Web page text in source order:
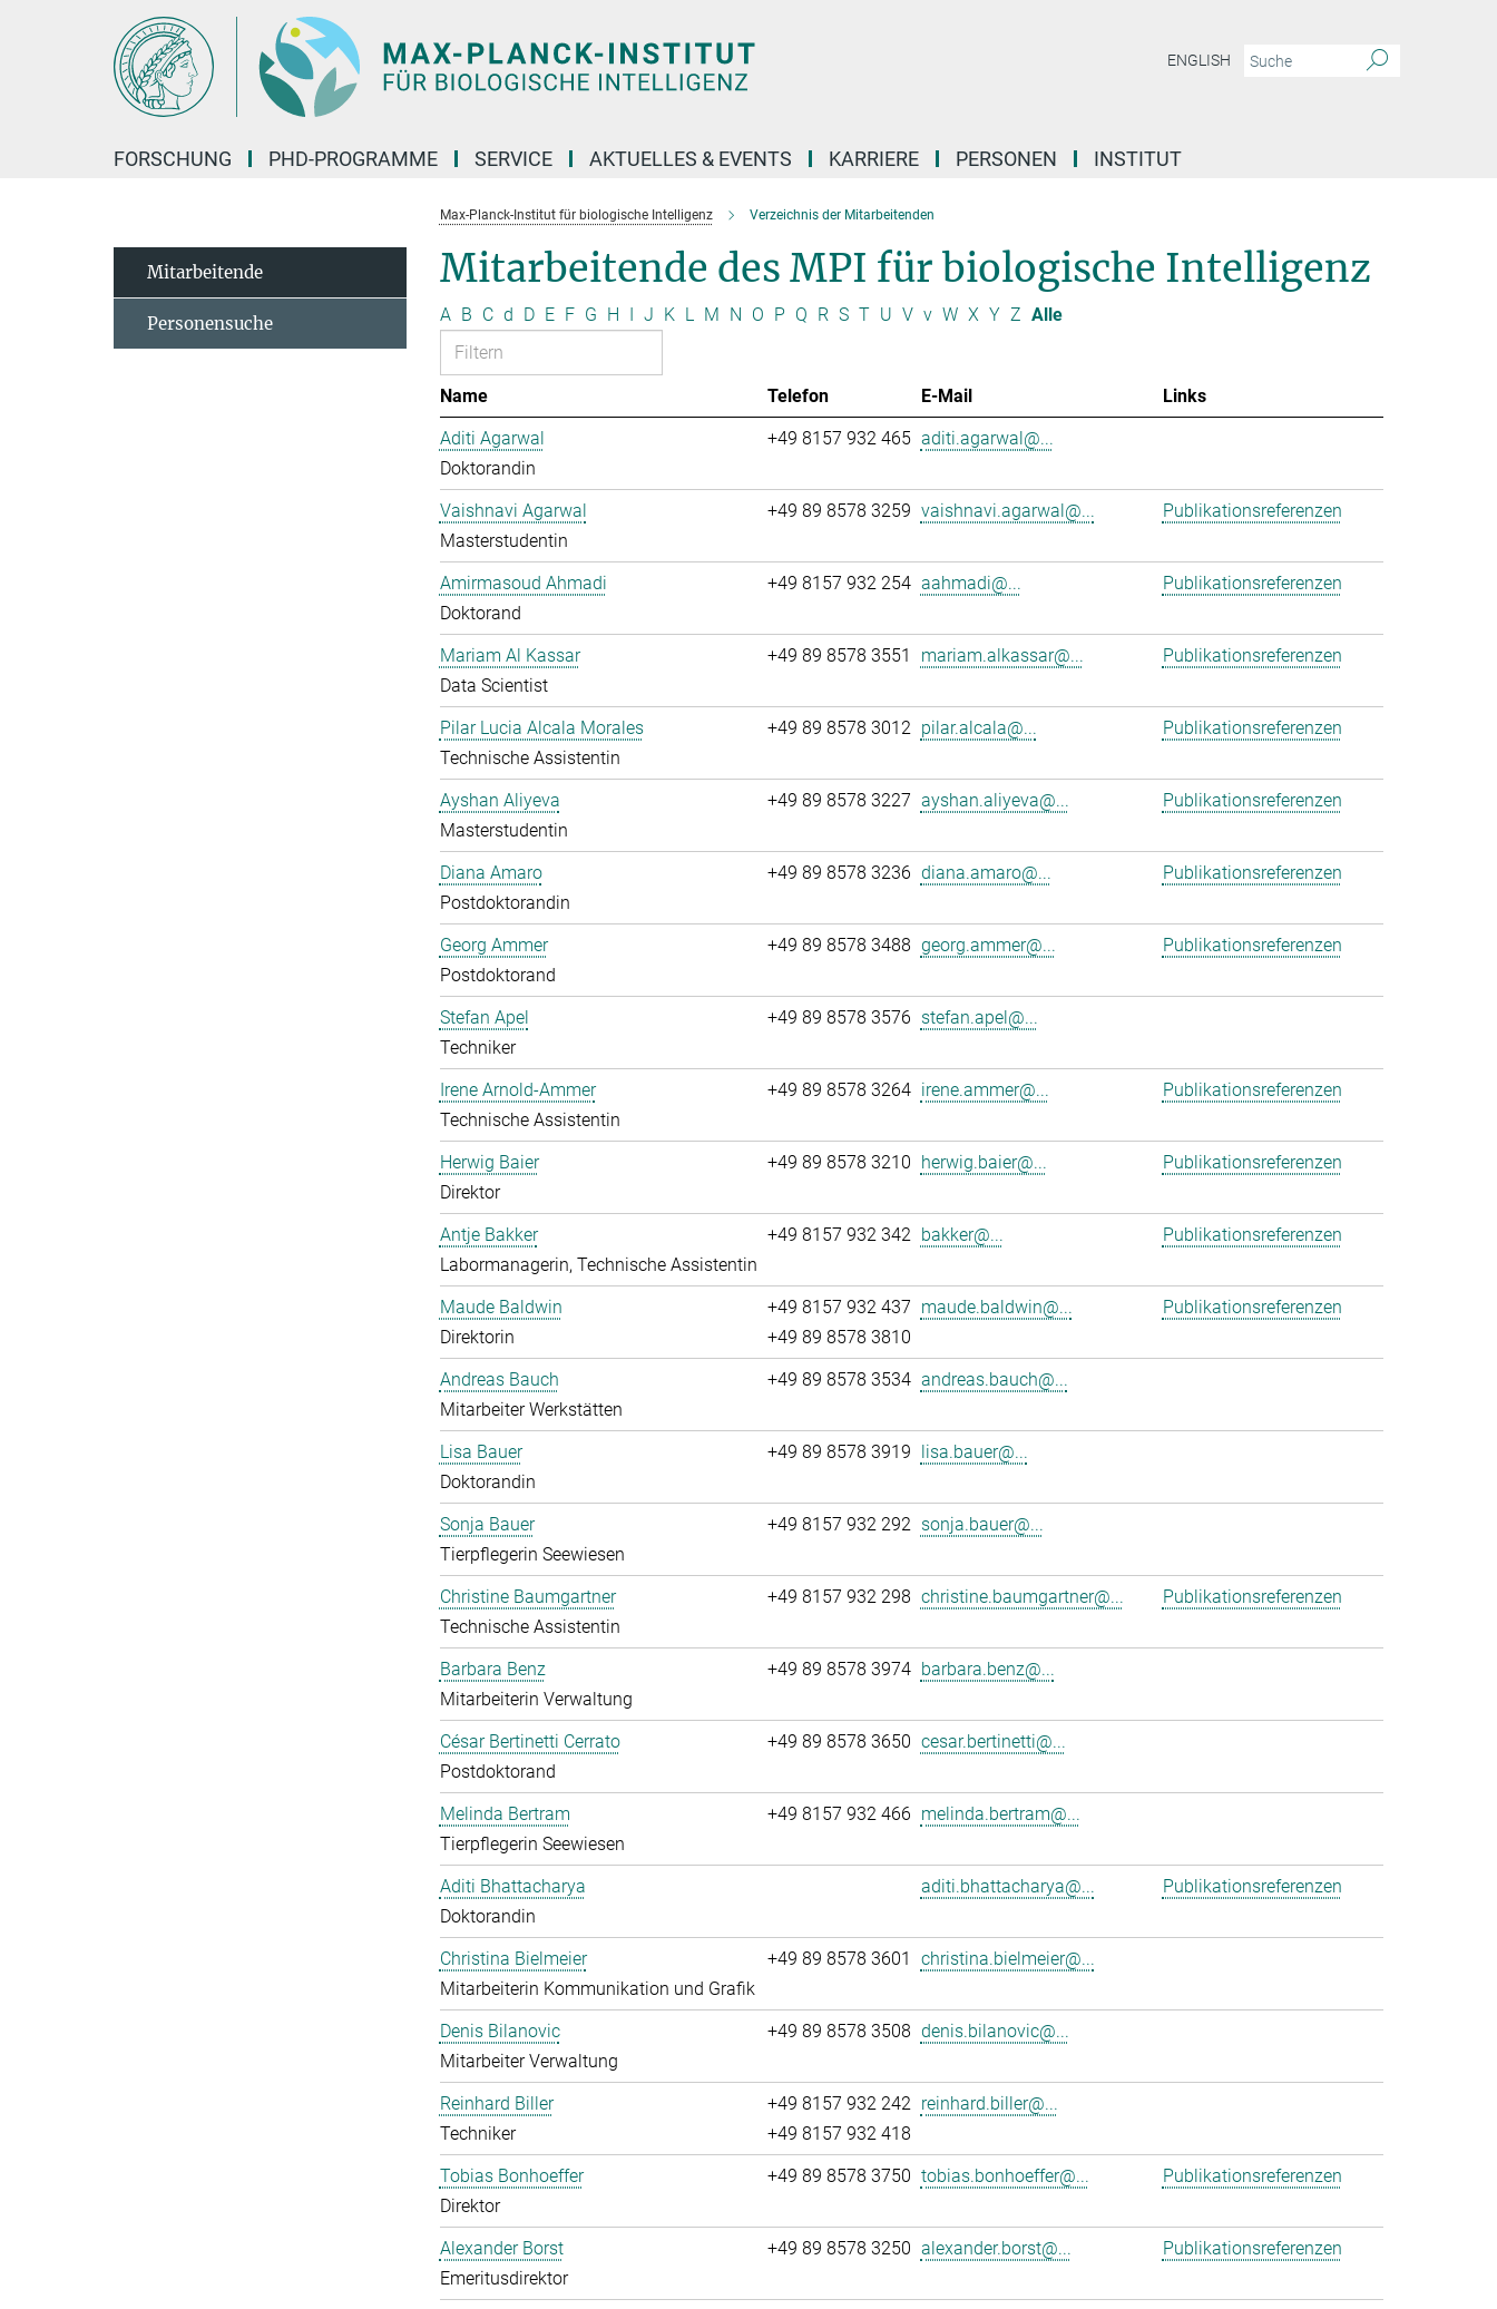
ENGLISH
FORSCHUNG PHD-PROGRAMME SERVICE AKTUELLES & EVENTS KARRIERE PERSONEN INSTITUT
Max-Planck-Institut für biologische Intelligenz Verzeichnis der Mitarbeitenden
Mitarbeitende des MPI für biologische Intelligenz
A B C d D E F G H I J K L M N O P Q R S T U V v W X Y Z Alle
Name Telefon E-Mail
Links
Aditi Agarwal
Doktorandin
+49 8157 932 465 aditi.agarwal@...
Vaishnavi Agarwal
Masterstudentin
+49 89 8578 3259 vaishnavi.agarwal@... Publikationsreferenzen
Amirmasoud Ahmadi
Doktorand
+49 8157 932 254 aahmadi@... Publikationsreferenzen
Mariam Al Kassar
Data Scientist
+49 89 8578 3551 mariam.alkassar@... Publikationsreferenzen
Pilar Lucia Alcala Morales
Technische Assistentin
+49 89 8578 3012 pilar.alcala@... Publikationsreferenzen
Ayshan Aliyeva
Masterstudentin
+49 89 8578 3227 ayshan.aliyeva@... Publikationsreferenzen
Diana Amaro
Postdoktorandin
+49 89 8578 3236 diana.amaro@... Publikationsreferenzen
Georg Ammer
Postdoktorand
+49 89 8578 3488 georg.ammer@... Publikationsreferenzen
Stefan Apel
Techniker
+49 89 8578 3576 stefan.apel@...
Irene Arnold-Ammer
Technische Assistentin
+49 89 8578 3264 irene.ammer@... Publikationsreferenzen
Herwig Baier
Direktor
+49 89 8578 3210 herwig.baier@... Publikationsreferenzen
Antje Bakker
Labormanagerin, Technische Assistentin
+49 8157 932 342 bakker@... Publikationsreferenzen
Maude Baldwin
Direktorin
+49 8157 932 437
+49 89 8578 3810
maude.baldwin@... Publikationsreferenzen
Andreas Bauch
Mitarbeiter Werkstätten
+49 89 8578 3534 andreas.bauch@...
Lisa Bauer
Doktorandin
+49 89 8578 3919 lisa.bauer@...
Sonja Bauer
Tierpflegerin Seewiesen
+49 8157 932 292 sonja.bauer@...
Christine Baumgartner
Technische Assistentin
+49 8157 932 298 christine.baumgartner@... Publikationsreferenzen
Barbara Benz
Mitarbeiterin Verwaltung
+49 89 8578 3974 barbara.benz@...
César Bertinetti Cerrato
Postdoktorand
+49 89 8578 3650 cesar.bertinetti@...
Melinda Bertram
Tierpflegerin Seewiesen
+49 8157 932 466 melinda.bertram@...
Aditi Bhattacharya
Doktorandin
aditi.bhattacharya@... Publikationsreferenzen
Christina Bielmeier
Mitarbeiterin Kommunikation und Grafik
+49 89 8578 3601 christina.bielmeier@...
Denis Bilanovic
Mitarbeiter Verwaltung
+49 89 8578 3508 denis.bilanovic@...
Reinhard Biller
Techniker
+49 8157 932 242
+49 8157 932 418
reinhard.biller@...
Tobias Bonhoeffer
Direktor
+49 89 8578 3750 tobias.bonhoeffer@... Publikationsreferenzen
Alexander Borst
Emeritusdirektor
+49 89 8578 3250 alexander.borst@... Publikationsreferenzen
Mitarbeitende
Personensuche